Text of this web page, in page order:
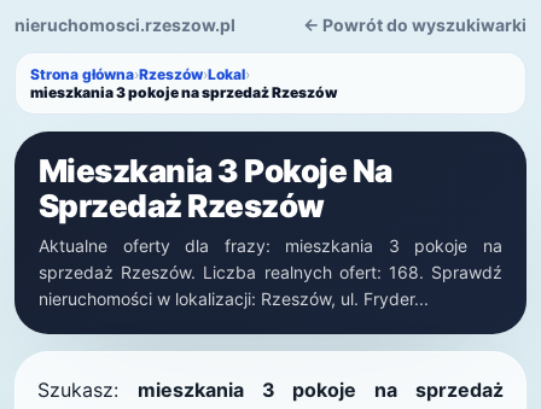
nieruchomosci.rzeszow.pl ← Powrót do wyszukiwarki
Strona główna›Rzeszów›Lokal›
mieszkania 3 pokoje na sprzedaż Rzeszów
Mieszkania 3 Pokoje Na
Sprzedaż Rzeszów
Aktualne oferty dla frazy: mieszkania 3 pokoje na
sprzedaż Rzeszów. Liczba realnych ofert: 168. Sprawdź
nieruchomości w lokalizacji: Rzeszów, ul. Fryder...
Szukasz: mieszkania 3 pokoje na sprzedaż